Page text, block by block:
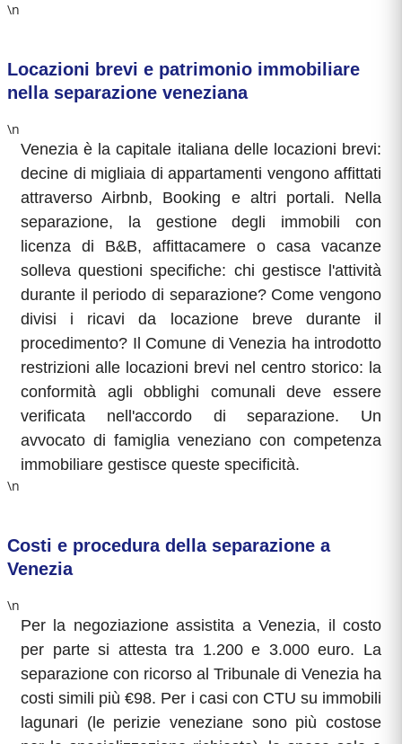
\n
Locazioni brevi e patrimonio immobiliare
nella separazione veneziana
\n
Venezia è la capitale italiana delle locazioni brevi:
decine di migliaia di appartamenti vengono affittati
attraverso Airbnb, Booking e altri portali. Nella
separazione, la gestione degli immobili con
licenza di B&B, affittacamere o casa vacanze
solleva questioni specifiche: chi gestisce l'attività
durante il periodo di separazione? Come vengono
divisi i ricavi da locazione breve durante il
procedimento? Il Comune di Venezia ha introdotto
restrizioni alle locazioni brevi nel centro storico: la
conformità agli obblighi comunali deve essere
verificata nell'accordo di separazione. Un
avvocato di famiglia veneziano con competenza
immobiliare gestisce queste specificità.
\n
Costi e procedura della separazione a
Venezia
\n
Per la negoziazione assistita a Venezia, il costo
per parte si attesta tra 1.200 e 3.000 euro. La
separazione con ricorso al Tribunale di Venezia ha
costi simili più €98. Per i casi con CTU su immobili
lagunari (le perizie veneziane sono più costose